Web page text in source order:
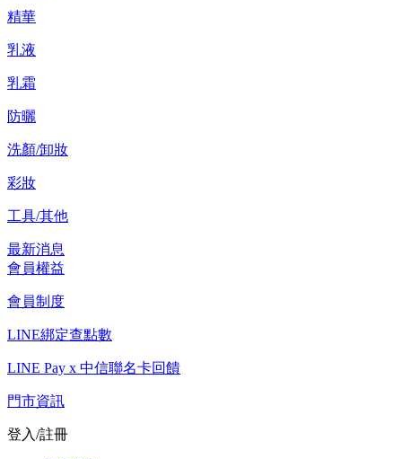
精華
乳液
乳霜
防曬
洗顏/卸妝
彩妝
工具/其他
最新消息
會員權益
會員制度
LINE綁定查點數
LINE Pay x 中信聯名卡回饋
門市資訊
登入/註冊